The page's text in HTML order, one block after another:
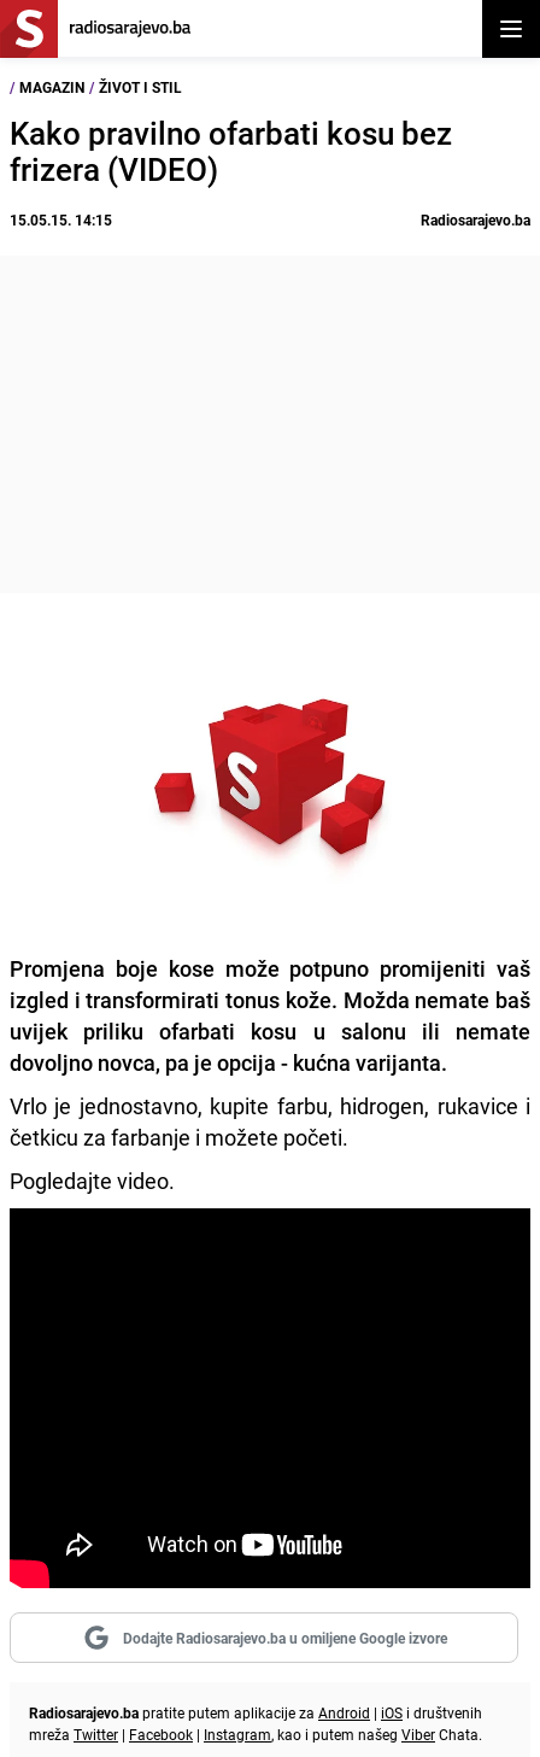
/ MAGAZIN / ŽIVOT I STIL
Kako pravilno ofarbati kosu bez
frizera (VIDEO)
15.05.15. 14:15 Radiosarajevo.ba
Promjena boje kose može potpuno promijeniti vaš
izgled i transformirati tonus kože. Možda nemate baš
uvijek priliku ofarbati kosu u salonu ili nemate
dovoljno novca, pa je opcija - kućna varijanta.
Vrlo je jednostavno, kupite farbu, hidrogen, rukavice i
četkicu za farbanje i možete početi.
Pogledajte video.
Dodajte Radiosarajevo.ba u omiljene Google izvore
Radiosarajevo.bapratite putem aplikacije za Android | iOS i društvenih
mreža Twitter | Facebook | Instagram, kao i putem našeg ViberChata.